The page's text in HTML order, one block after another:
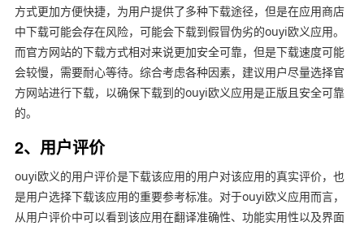
方式更加方便快捷，为用户提供了多种下载途径，但是在应用商店
中下载可能会存在风险，可能会下载到假冒伪劣的ouyi欧义应用。
而官方网站的下载方式相对来说更加安全可靠，但是下载速度可能
会较慢，需要耐心等待。综合考虑各种因素，建议用户尽量选择官
方网站进行下载，以确保下载到的ouyi欧义应用是正版且安全可靠
的。
2、用户评价
ouyi欧义的用户评价是下载该应用的用户对该应用的真实评价，也
是用户选择下载该应用的重要参考标准。对于ouyi欧义应用而言，
从用户评价中可以看到该应用在翻译准确性、功能实用性以及界面